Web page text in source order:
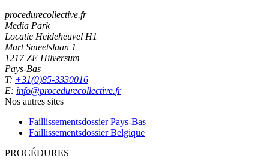
procedurecollective.fr
Media Park
Locatie Heideheuvel H1
Mart Smeetslaan 1
1217 ZE Hilversum
Pays-Bas
T: +31(0)85-3330016
E: info@procedurecollective.fr
Nos autres sites
Faillissementsdossier Pays-Bas
Faillissementsdossier Belgique
PROCÉDURES